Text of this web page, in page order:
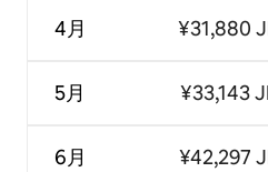
4月
5月
6月
¥31,880
¥33,143
¥42,297